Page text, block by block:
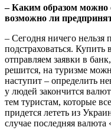
– Каким образом можно
возможно ли
– Сегодня ничего нельзя
подстраховаться.
отправляем заявки в
решится, на туризме
наступит – определить
у людей закончится
тем туристам, которые
придется лететь из
случае последняя валюта